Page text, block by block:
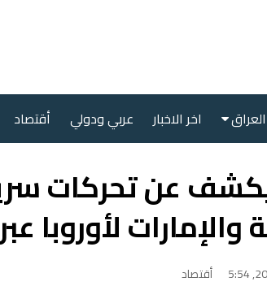
العراق
سياسة
محليات
اخر الاخبار عربي ودولي أقتصاد
عن تحركات
لأوروبا
أقتصاد